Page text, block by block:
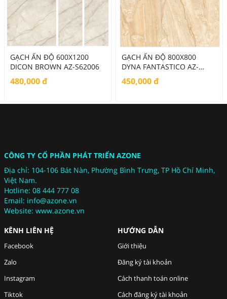
GẠCH ẤN ĐỘ 600X1200
DICON BROWN AZ-S62006
480,000đ
GẠCH ẤN ĐỘ 800X800
DYNA FANTASTICO AZ-
G88037
450,000đ
CÔNG TY CỔ PHẦN PHÁT TRIỂN AZONE
Địa chỉ: 104-106 Bát Nàn, Phường Bình Trưng, TP Hồ Chí Minh,
Việt Nam.
Hotline: 08 444 777 08
Email: info@azone.vn
Website: www.azone.vn
KÊNH LIÊN HỆ
Facebook
Zalo
Instagram
Tiktok
HƯỚNG DẪN
Giới thiệu
Đăng ký tài khoản
Cách thanh toán online
Cách đăng ký tài khoản